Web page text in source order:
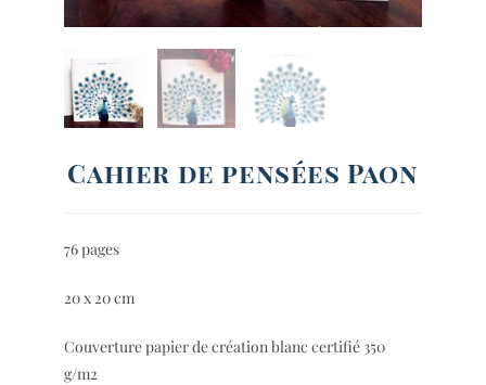
Cahier de pensées Paon
76 pages
20 x 20 cm
Couverture papier de création blanc certifié 350
g/m2